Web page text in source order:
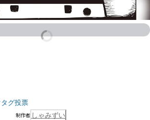
タグ投票
制作者 しゃみずい